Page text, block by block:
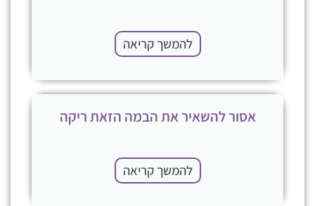
להמשך קריאה
אסור להשאיר את הבמה הזאת ריקה
להמשך קריאה